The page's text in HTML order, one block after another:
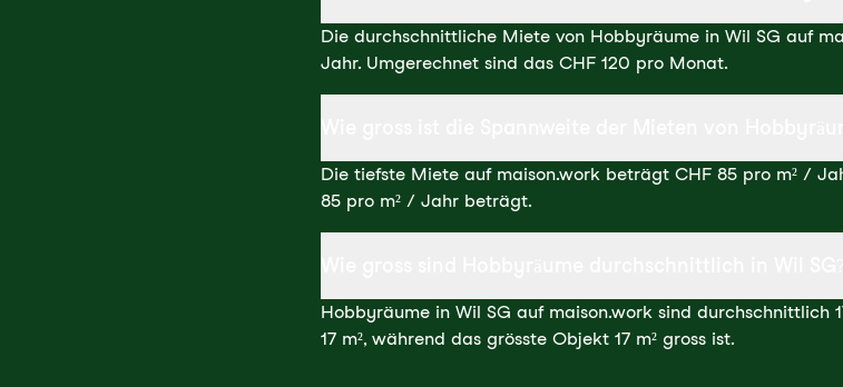
Die durchschnittliche Miete von Hobbyräume in Wil SG auf
Jahr. Umgerechnet sind das CHF 120 pro Monat.
Die tiefste Miete auf maison.work beträgt CHF 85 pro m² /
85 pro m² / Jahr beträgt.
Hobbyräume in Wil SG auf maison.work sind durchschnittlich
17 m², während das grösste Objekt 17 m² gross ist.